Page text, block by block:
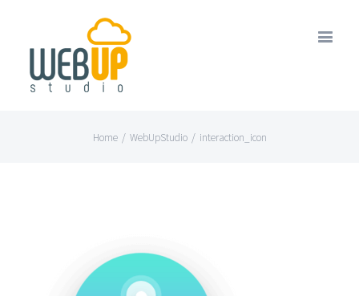
Home / WebUpStudio / interaction_icon